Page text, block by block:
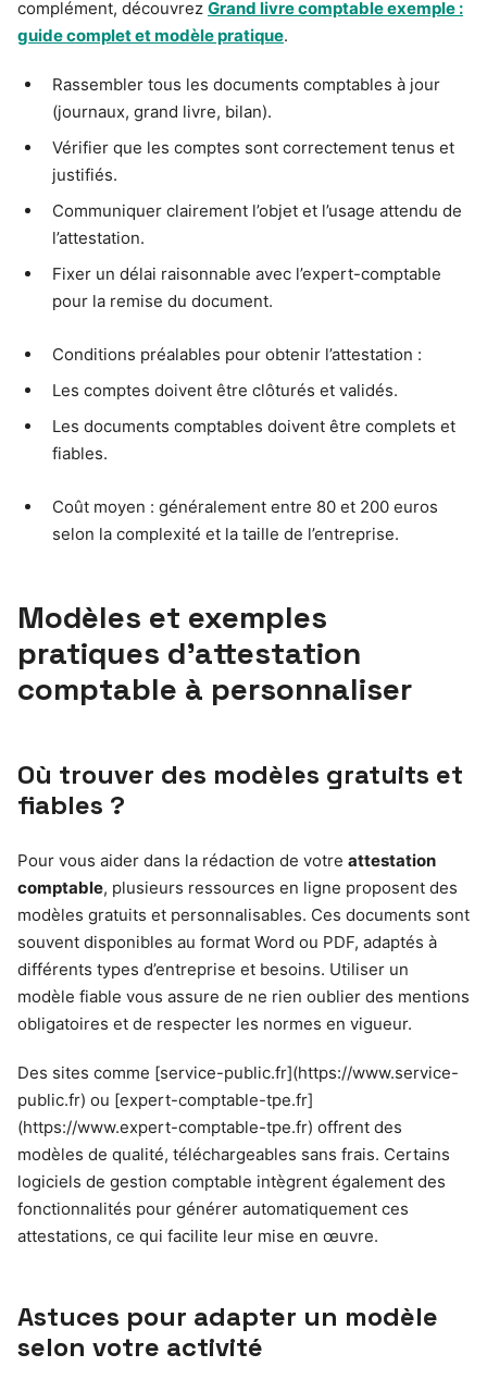
complément, découvrez Grand livre comptable exemple :
guide complet et modèle pratique.
Rassembler tous les documents comptables à jour
(journaux, grand livre, bilan).
Vérifier que les comptes sont correctement tenus et
justifiés.
Communiquer clairement l’objet et l’usage attendu de
l’attestation.
Fixer un délai raisonnable avec l’expert-comptable
pour la remise du document.
Conditions préalables pour obtenir l’attestation :
Les comptes doivent être clôturés et validés.
Les documents comptables doivent être complets et
fiables.
Coût moyen : généralement entre 80 et 200 euros
selon la complexité et la taille de l’entreprise.
Modèles et exemples
pratiques d’attestation
comptable à personnaliser
Où trouver des modèles gratuits et
fiables ?
Pour vous aider dans la rédaction de votre attestation
comptable, plusieurs ressources en ligne proposent des
modèles gratuits et personnalisables. Ces documents sont
souvent disponibles au format Word ou PDF, adaptés à
différents types d’entreprise et besoins. Utiliser un
modèle fiable vous assure de ne rien oublier des mentions
obligatoires et de respecter les normes en vigueur.
Des sites comme [service-public.fr](https://www.service-
public.fr) ou [expert-comptable-tpe.fr]
(https://www.expert-comptable-tpe.fr) offrent des
modèles de qualité, téléchargeables sans frais. Certains
logiciels de gestion comptable intègrent également des
fonctionnalités pour générer automatiquement ces
attestations, ce qui facilite leur mise en œuvre.
Astuces pour adapter un modèle
selon votre activité